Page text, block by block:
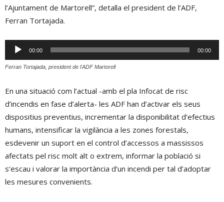
l’Ajuntament de Martorell”, detalla el president de l’ADF,
Ferran Tortajada.
Reproductor
d'àudio
00:00 00:00
Ferran Tortajada, president de l'ADF Martorell
En una situació com l’actual -amb el pla Infocat de risc
d’incendis en fase d’alerta- les ADF han d’activar els seus
dispositius preventius, incrementar la disponibilitat d’efectius
humans, intensificar la vigilància a les zones forestals,
esdevenir un suport en el control d’accessos a massissos
afectats pel risc molt alt o extrem, informar la població si
s’escau i valorar la importància d’un incendi per tal d’adoptar
les mesures convenients.